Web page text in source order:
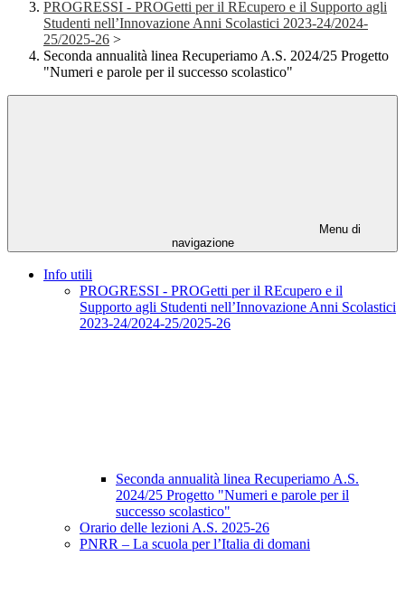
PROGRESSI - PROGetti per il REcupero e il Supporto agli
Studenti nell’Innovazione Anni Scolastici 2023-24/2024-
25/2025-26 >
Seconda annualità linea Recuperiamo A.S. 2024/25 Progetto
"Numeri e parole per il successo scolastico"
Menu di
navigazione
Info utili
PROGRESSI - PROGetti per il REcupero e il
Supporto agli Studenti nell’Innovazione Anni Scolastici
2023-24/2024-25/2025-26
Seconda annualità linea Recuperiamo A.S.
2024/25 Progetto "Numeri e parole per il
successo scolastico"
Orario delle lezioni A.S. 2025-26
PNRR – La scuola per l’Italia di domani